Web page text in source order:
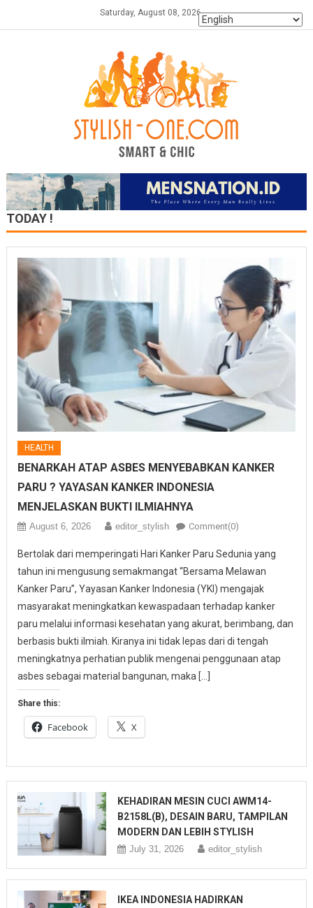
Saturday, August 08, 2026
TODAY !
HEALTH
BENARKAH ATAP ASBES MENYEBABKAN KANKER
PARU ? YAYASAN KANKER INDONESIA
MENJELASKAN BUKTI ILMIAHNYA
August 6, 2026 editor_stylish Comment(0)
Bertolak dari memperingati Hari Kanker Paru Sedunia yang
tahun ini mengusung semakmangat “Bersama Melawan
Kanker Paru”, Yayasan Kanker Indonesia (YKI) mengajak
masyarakat meningkatkan kewaspadaan terhadap kanker
paru melalui informasi kesehatan yang akurat, berimbang, dan
berbasis bukti ilmiah. Kiranya ini tidak lepas dari di tengah
meningkatnya perhatian publik mengenai penggunaan atap
asbes sebagai material bangunan, maka […]
Share this:
Facebook X
KEHADIRAN MESIN CUCI AWM14-
B2158L(B), DESAIN BARU, TAMPILAN
MODERN DAN LEBIH STYLISH
July 31, 2026 editor_stylish
IKEA INDONESIA HADIRKAN